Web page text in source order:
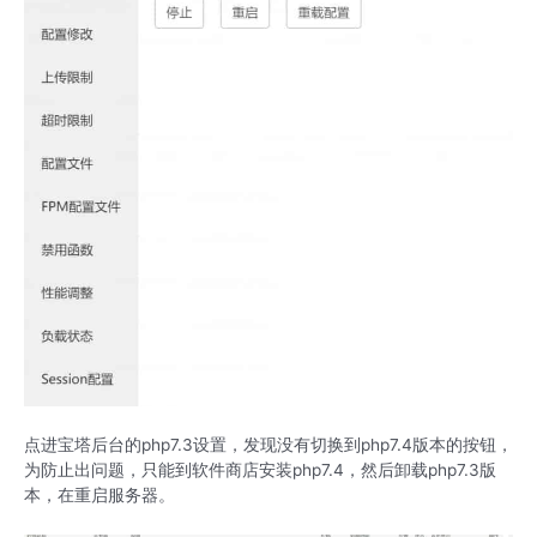
点进宝塔后台的php7.3设置，发现没有切换到php7.4版本的按钮，
为防止出问题，只能到软件商店安装php7.4，然后卸载php7.3版
本，在重启服务器。